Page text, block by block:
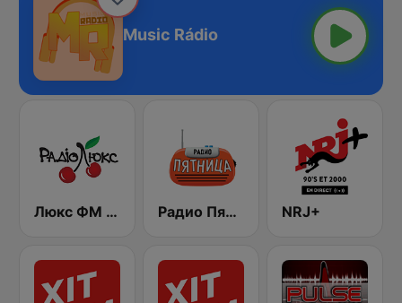
Music Rádio
Люкс ФМ Україна - Lux FM Ukraine Радио Пятница (Pyatnica) NRJ+